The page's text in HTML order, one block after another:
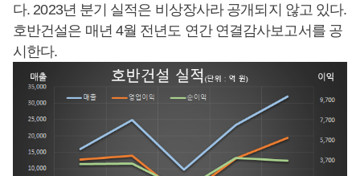
다. 2023년 분기 실적은 비상장사라 공개되지 않고 있다.
호반건설은 매년 4월 전년도 연간 연결감사보고서를 공
시한다.